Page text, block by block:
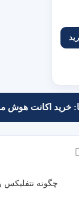
خرید اکانت
چگونه نتفلیکس